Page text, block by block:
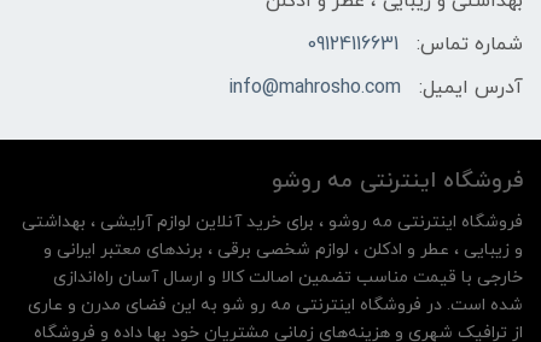
شماره تماس:
09124116631
آدرس ایمیل:
info@mahrosho.com
فروشگاه اینترنتی مه‌ رو‌شو
فروشگاه اینترنتی مه‌ رو‌شو ، برای خرید آنلاین لوازم آرایشی ، بهداشتی
و زیبایی ، عطر و ادکلن ، لوازم شخصی برقی ، برندهای معتبر ایرانی و
خارجی با قیمت مناسب تضمین اصالت کالا و ارسال آسان راه‌اندازی
شده است. در فروشگاه اینترنتی مه رو شو به این فضای مدرن و عاری
از ترافیک شهری و هزینه‌های زمانی مشتریان خود بها داده و فروشگاه